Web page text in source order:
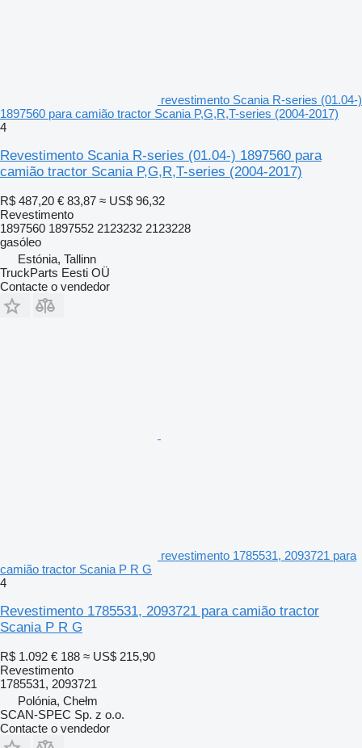
revestimento Scania R-series (01.04-)
1897560 para camião tractor Scania P,G,R,T-series (2004-2017)
4
Revestimento Scania R-series (01.04-) 1897560 para
camião tractor Scania P,G,R,T-series (2004-2017)
R$ 487,20 € 83,87 ≈ US$ 96,32
Revestimento
1897560 1897552 2123232 2123228
gasóleo
Estónia, Tallinn
TruckParts Eesti OÜ
Contacte o vendedor
revestimento 1785531, 2093721 para
camião tractor Scania P R G
4
Revestimento 1785531, 2093721 para camião tractor
Scania P R G
R$ 1.092 € 188 ≈ US$ 215,90
Revestimento
1785531, 2093721
Polónia, Chełm
SCAN-SPEC Sp. z o.o.
Contacte o vendedor